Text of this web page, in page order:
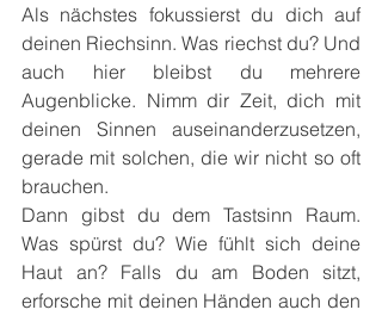
Als nächstes fokussierst du dich auf
deinen Riechsinn. Was riechst du? Und
auch hier bleibst du mehrere
Augenblicke. Nimm dir Zeit, dich mit
deinen Sinnen auseinanderzusetzen,
gerade mit solchen, die wir nicht so oft
brauchen.
Dann gibst du dem Tastsinn Raum.
Was spürst du? Wie fühlt sich deine
Haut an? Falls du am Boden sitzt,
erforsche mit deinen Händen auch den